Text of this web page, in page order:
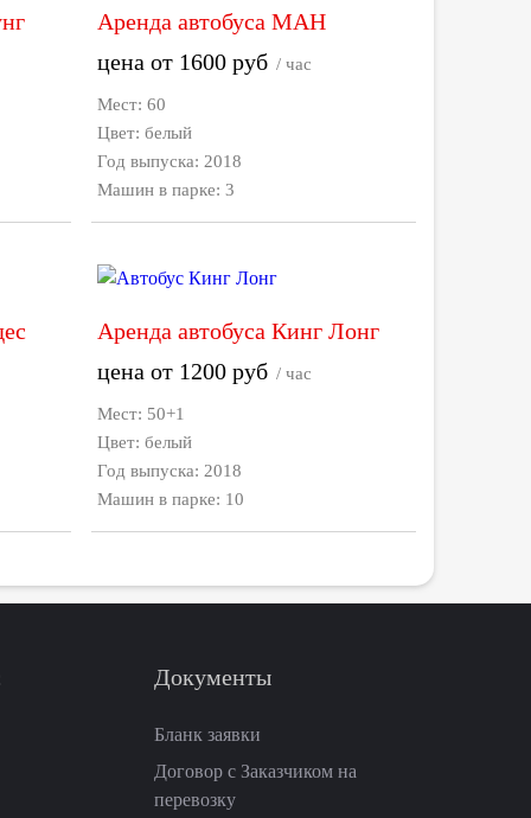
Аренда автобуса МАН
цена от 1600 руб / час
Мест: 60
Цвет: белый
Год выпуска: 2018
Машин в парке: 3
Аренда автобуса Кинг Лонг
цена от 1200 руб / час
Мест: 50+1
Цвет: белый
Год выпуска: 2018
Машин в парке: 10
Документы
Бланк заявки
Договор с Заказчиком на
перевозку